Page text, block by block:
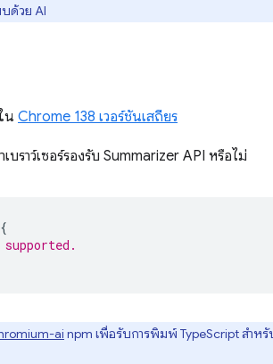
ด้วย AI
น Chrome 138 เวอร์ชันเสถียร
เบราว์เซอร์รองรับ Summarizer API หรือไม่
{
ai npm เพื่อรับการพิมพ์ TypeScript สำหรับ